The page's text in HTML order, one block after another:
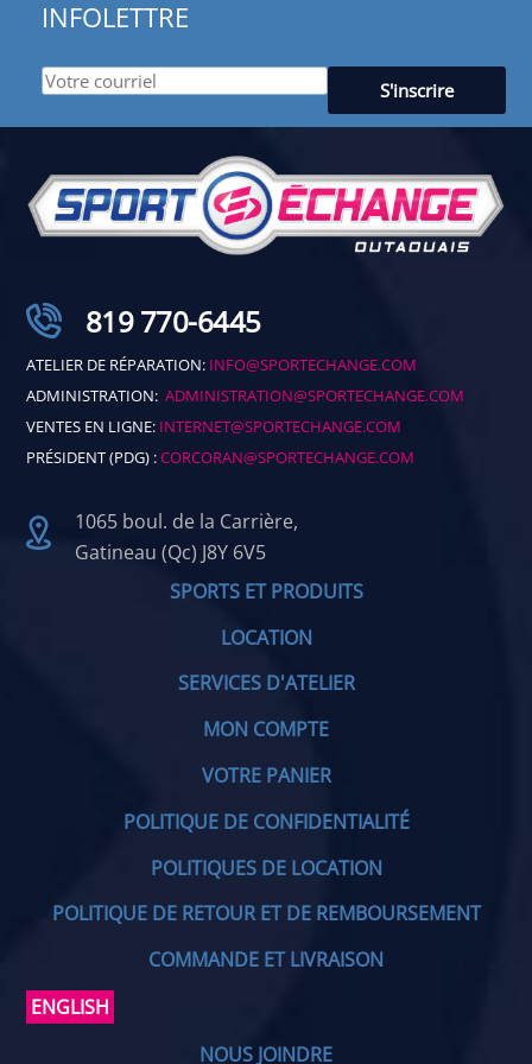
INFOLETTRE
819 770-6445
ATELIER DE RÉPARATION: INFO@SPORTECHANGE.COM
ADMINISTRATION:ADMINISTRATION@SPORTECHANGE.COM
VENTES EN LIGNE: INTERNET@SPORTECHANGE.COM
PRÉSIDENT (PDG) :CORCORAN@SPORTECHANGE.COM
1065 boul. de la Carrière,
Gatineau (Qc) J8Y 6V5
SPORTS ET PRODUITS
LOCATION
SERVICES D'ATELIER
MON COMPTE
VOTRE PANIER
POLITIQUE DE CONFIDENTIALITÉ
POLITIQUES DE LOCATION
POLITIQUE DE RETOUR ET DE REMBOURSEMENT
COMMANDE ET LIVRAISON
ENGLISH
NOUS JOINDRE